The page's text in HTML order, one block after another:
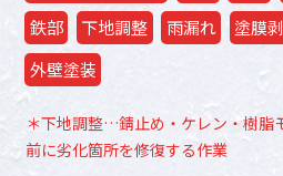
鉄部
下地調整 雨漏れ 塗膜
外壁塗装
＊下地調整…錆止め・ケレン・樹脂
前に劣化箇所を修復する作業